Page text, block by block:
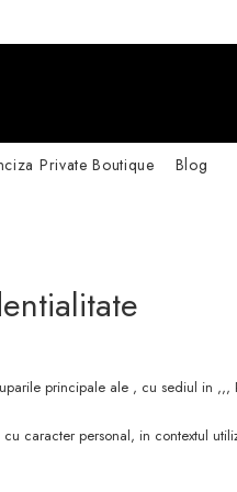
Private Boutique Blog
principale ale , cu sediul in
caracter personal, in contextul